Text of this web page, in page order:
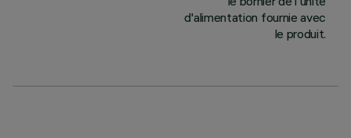
d'alimentation fournie avec
le produit.